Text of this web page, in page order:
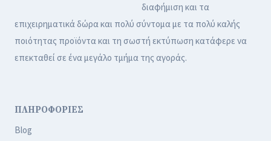
διαφήμιση και τα
επιχειρηματικά δώρα και πολύ σύντομα με τα πολύ καλής
ποιότητας προϊόντα και τη σωστή εκτύπωση κατάφερε να
επεκταθεί σε ένα μεγάλο τμήμα της αγοράς.
ΠΛΗΡΟΦΟΡΙΕΣ
Blog